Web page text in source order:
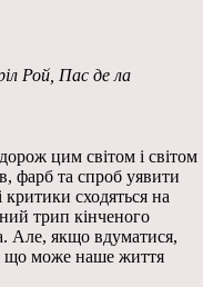
Рой, Пас де ла
цим світом і світом
фарб та спроб уявити
критики сходяться на
трип кінченого
Але, якщо вдуматися,
що може наше життя